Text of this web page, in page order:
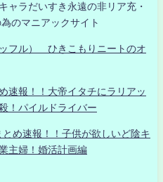
ャラだいすき永遠の非リア充・
のマニアックサイト
フル） ひきこもりニートのオ
速報！！大帝イタチにラリアッ
！パイルドライバー
め速報！！子供が欲しいど陰キ
主婦！婚活計画編